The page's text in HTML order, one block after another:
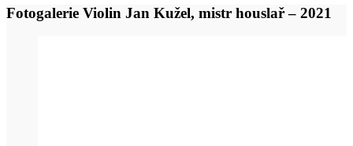
Fotogalerie Violin Jan Kužel, mistr houslař – 2021